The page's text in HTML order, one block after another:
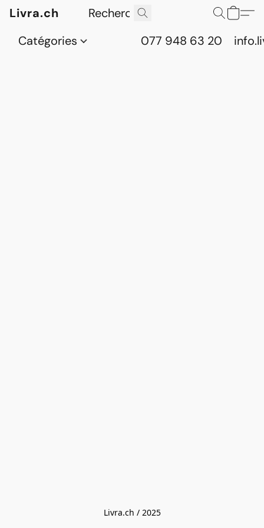
Livra.ch
Catégories
077 948 63 20
Livra.ch / 2025